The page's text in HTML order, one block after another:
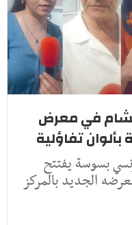
في معرض
تفاؤلية
بسوسة يفتتح
الجديد بالمركز